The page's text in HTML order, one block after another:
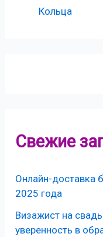
Кольца
Свежие
Онлайн-доставка
2025 года
Визажист на
уверенность в